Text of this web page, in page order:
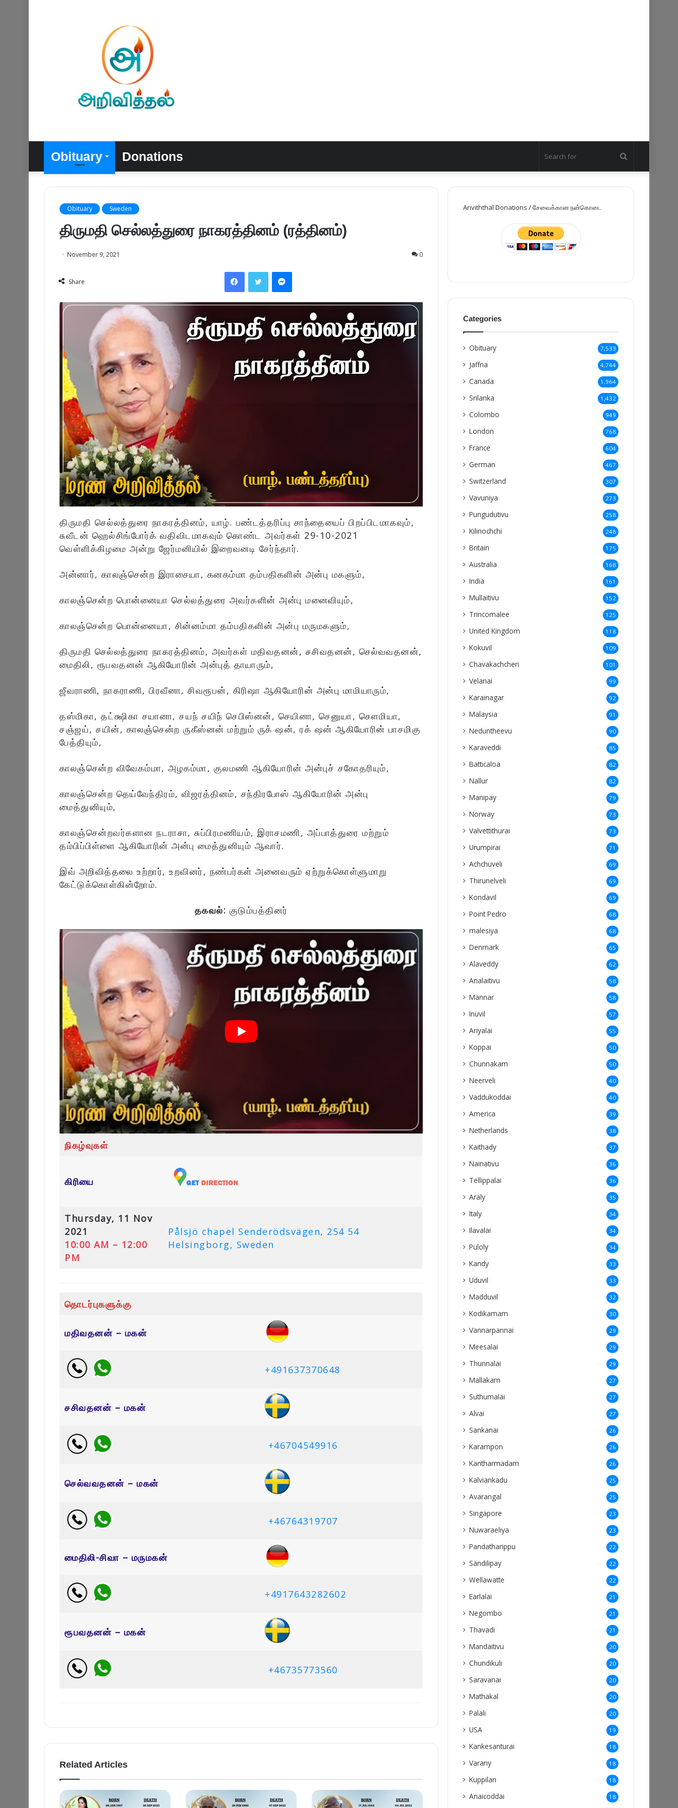
Obituary Donations
for
Obituary Sweden
திருமதி செல்லத்துரை நாகரத்தினம் (ரத்தினம்)
November 9, 2021 0
Share
FacebookTwitter Messenger
திருமதி செல்லத்துரை நாகரத்தினம், யாழ். பண்டத்தரிப்பு சாந்தையைப் பிறப்பிடமாகவும்,
சுவீடன் ஹெல்சிங்போர்க் வதிவிடமாகவும் கொண்ட அவர்கள் 29-10-2021
வெள்ளிக்கிழமை அன்று ஜேர்மனியில் இறைவனடி சேர்ந்தார்.
அன்னார், காலஞ்சென்ற இராசையா, கனகம்மா தம்பதிகளின் அன்பு மகளும்,
காலஞ்சென்ற பொன்னையா செல்லத்துரை அவர்களின் அன்பு மனைவியும்,
காலஞ்சென்ற பொன்னையா, சின்னம்மா தம்பதிகளின் அன்பு மருமகளும்,
திருமதி செல்லத்துரை நாகரத்தினம், அவர்கள் மதிவதனன், சசிவதனன், செல்வவதனன்,
மைதிலி, ரூபவதனன் ஆகியோரின் அன்புத் தாயாரும்,
ஜீவராணி, நாகராணி, பிரவீனா, சிவரூபன், கிரிஷா ஆகியோரின் அன்பு மாமியாரும்,
தஸ்மிகா, தட்க்ஷிகா சயானா, சயந் சயிந் செபிஸ்னன், செயினா, செனுயா, சௌமியா,
சஞ்ஜய், சயின், காலஞ்சென்ற ருகீஸ்னன் மற்றும் ருக் ஷன், ரக் ஷன் ஆகியோரின் பாசமிகு
பேத்தியும்,
காலஞ்சென்ற விவேகம்மா, அழகம்மா, குலமணி ஆகியோரின் அன்புச் சகோதரியும்,
காலஞ்சென்ற தெய்வேந்திரம், விஜரத்தினம், சந்திரபோஸ் ஆகியோரின் அன்பு
மைத்துனியும்,
காலஞ்சென்றவர்களான நடராசா, சுப்பிரமணியம், இராசமணி, அப்பாத்துரை மற்றும்
தம்பிப்பிள்ளை ஆகியோரின் அன்பு மைத்துனியும் ஆவார்.
இவ் அறிவித்தலை உற்றார், உறவினர், நண்பர்கள் அனைவரும் ஏற்றுக்கொள்ளுமாறு
கேட்டுக்கொள்கின்றோம்.
தகவல்: குடும்பத்தினர்
நிகழ்வுகள்
கிரியை
Thursday, 11 Nov
2021
10:00 AM – 12:00
PM
Pålsjö chapel Senderödsvägen, 254 54
Helsingborg, Sweden
தொடர்புகளுக்கு
மதிவதனன் – மகன்
+491637370648
சசிவதனன் – மகன்
+46704549916
செல்வவதனன் – மகன்
+46764319707
மைதிலி-சிவா – மருமகன்
+4917643282602
ரூபவதனன் – மகன்
+46735773560
Related Articles
Ariviththal Donations / சேவைக்கான நன்கொடை
Categories
Obituary 7,533
Jaffna 4,744
Canada 1,964
Srilanka 1,432
Colombo 949
London 768
France 604
German 467
Switzerland 307
Vavuniya 273
Pungudutivu 258
Kilinochchi 248
Britain 175
Australia 168
India 161
Mullaitivu 152
Trincomalee 125
United Kingdom 118
Kokuvil 109
Chavakachcheri 101
Velanai 99
Karainagar 92
Malaysia 91
Neduntheevu 90
Karaveddi 85
Batticaloa 82
Nallur 82
Manipay 79
Norway 73
Valvettithurai 73
Urumpirai 71
Achchuveli 69
Thirunelveli 69
Kondavil 69
Point Pedro 68
malesiya 68
Denmark 65
Alaveddy 62
Analaitivu 58
Mannar 58
Inuvil 57
Ariyalai 55
Koppai 50
Chunnakam 50
Neerveli 40
Vaddukoddai 40
America 39
Netherlands 38
Kaithady 37
Nainativu 36
Tellippalai 36
Araly 35
Italy 34
Ilavalai 34
Puloly 34
Kandy 33
Uduvil 33
Madduvil 32
Kodikamam 30
Vannarpannai 29
Meesalai 29
Thunnalai 29
Mallakam 27
Suthumalai 27
Alvai 27
Sankanai 26
Karampon 26
Kantharmadam 26
Kalviankadu 25
Avarangal 25
Singapore 23
Nuwaraeliya 23
Pandatharippu 22
Sandilipay 22
Wellawatte 22
Earlalai 21
Negombo 21
Thavadi 21
Mandaitivu 20
Chundikuli 20
Saravanai 20
Mathakal 20
Palali 20
USA 19
Kankesanturai 18
Varany 18
Kuppilan 18
Anaicoddai 18